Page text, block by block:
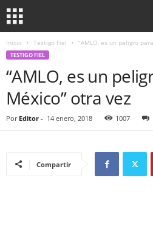
Inicio Testigo Fiel “AMLO, es un peligro
TESTIGO FIEL
“AMLO, es un
México” otra vez
Por Editor - 14 enero, 2018 1007
Compartir